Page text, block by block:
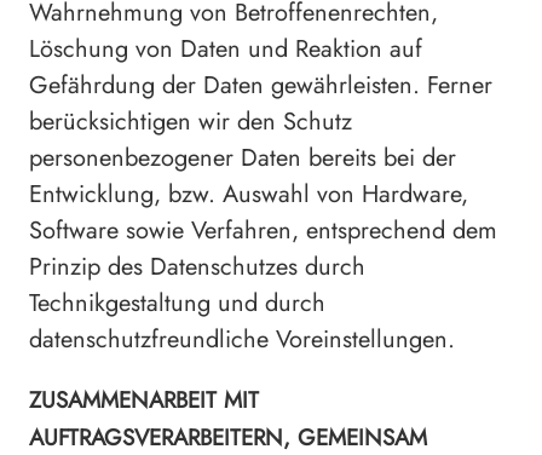
Wahrnehmung von Betroffenenrechten,
Löschung von Daten und Reaktion auf
Gefährdung der Daten gewährleisten. Ferner
berücksichtigen wir den Schutz
personenbezogener Daten bereits bei der
Entwicklung, bzw. Auswahl von Hardware,
Software sowie Verfahren, entsprechend dem
Prinzip des Datenschutzes durch
Technikgestaltung und durch
datenschutzfreundliche Voreinstellungen.
ZUSAMMENARBEIT MIT
AUFTRAGSVERARBEITERN, GEMEINSAM